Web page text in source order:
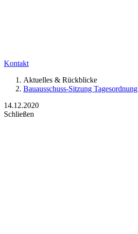
Kontakt
Aktuelles & Rückblicke
Bauausschuss-Sitzung Tagesordnung
14.12.2020
Schließen